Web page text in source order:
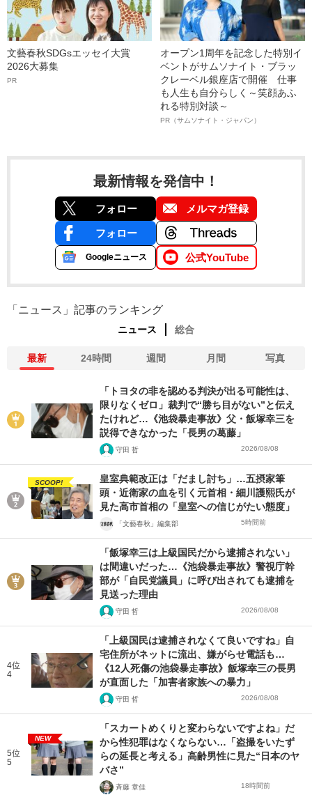
文藝春秋SDGsエッセイ大賞
2026大募集
PR
オープン1周年を記念した特別イ
ベントがサムソナイト・ブラッ
クレーベル銀座店で開催 仕事
も人生も自分らしく～笑顔あふ
れる特別対談～
PR（サムソナイト・ジャパン）
最新情報を発信中！
フォロー メルマガ登録
フォロー
Googleニュース 公式YouTube
「ニュース」記事のランキング
ニュース 総合
最新 24時間 週間 月間 写真
「トヨタの非を認める判決が出る可能性は、
限りなくゼロ」裁判で“勝ち目がない”と伝え
たけれど…《池袋暴走事故》父・飯塚幸三を
説得できなかった「長男の葛藤」
守田 哲 2026/08/08
SCOOP!
皇室典範改正は「だまし討ち」…五摂家筆
頭・近衛家の血を引く元首相・細川護熙氏が
見た高市首相の「皇室への信じがたい態度」
「文藝春秋」編集部 5時間前
「飯塚幸三は上級国民だから逮捕されない」
は間違いだった…《池袋暴走事故》警視庁幹
部が「自民党議員」に呼び出されても逮捕を
見送った理由
守田 哲 2026/08/08
4位
4
「上級国民は逮捕されなくて良いですね」自
宅住所がネットに流出、嫌がらせ電話も…
《12人死傷の池袋暴走事故》飯塚幸三の長男
が直面した「加害者家族への暴力」
守田 哲 2026/08/08
5位
5
NEW
「スカートめくりと変わらないですよね」だ
から性犯罪はなくならない…「盗撮をいたず
らの延長と考える」高齢男性に見た“日本のヤ
バさ”
斉藤 章佳 18時間前